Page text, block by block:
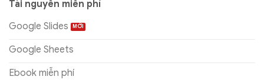
Tài nguyên miễn phí
Google Slides
Google Sheets
Ebook miễn phí